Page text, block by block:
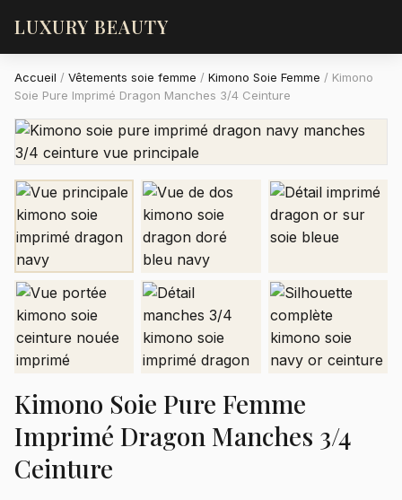
LUXURY BEAUTY
Accueil / Vêtements soie femme / Kimono Soie Femme / Kimono
Soie Pure Imprimé Dragon Manches 3/4 Ceinture
Kimono Soie Pure Femme
Imprimé Dragon Manches 3/4
Ceinture